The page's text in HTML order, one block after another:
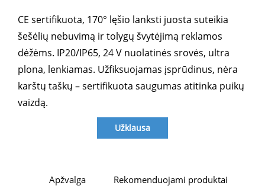
CE sertifikuota, 170° lęšio lanksti juosta suteikia
šešėlių nebuvimą ir tolygų švytėjimą reklamos
dėžėms. IP20/IP65, 24 V nuolatinės srovės, ultra
plona, lenkiamas. Užfiksuojamas įsprūdinus, nėra
karštų taškų – sertifikuota saugumas atitinka puikų
vaizdą.
Užklausa
Apžvalga Rekomenduojami produktai